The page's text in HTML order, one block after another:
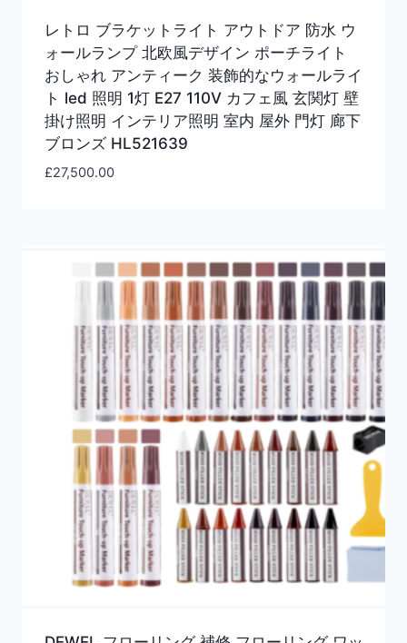
レトロ ブラケットライト アウトドア 防水 ウ
ォールランプ 北欧風デザイン ポーチライト
おしゃれ アンティーク 装飾的なウォールライ
ト led 照明 1灯 E27 110V カフェ風 玄関灯 壁
掛け照明 インテリア照明 室内 屋外 門灯 廊下
ブロンズ HL521639
£27,500.00